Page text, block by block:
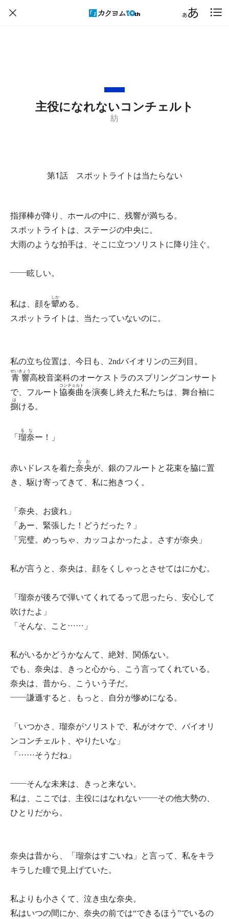
主役になれないコンチェルト
紡
第1話 スポットライトは当たらない
指揮棒が降り、ホールの中に、残響が満ちる。
スポットライトは、ステージの中央に。
大雨のような拍手は、そこに立つソリストに降り注ぐ。
――眩しい。
私は、顔を顰
しか
める。
スポットライトは、当たっていないのに。
私の立ち位置は、今日も、2ndバイオリンの三列目。
青響
せいきょう
高校音楽科のオーケストラのスプリングコンサート
で、フルート 協奏曲
コンチェルト
を演奏し終えた私たちは、舞台袖に
捌
は
ける。
「 瑠奈
るな
ー！」
赤いドレスを着た奈央
なお
が、銀のフルートと花束を脇に置
き、駆け寄ってきて、私に抱きつく。
「奈央、お疲れ」
「あー、緊張した！どうだった？」
「完璧。めっちゃ、カッコよかったよ。さすが奈央」
私が言うと、奈央は、顔をくしゃっとさせてはにかむ。
「瑠奈が後ろで弾いてくれてるって思ったら、安心して
吹けたよ」
「そんな、こと……」
私がいるかどうかなんて、絶対、関係ない。
でも、奈央は、きっと心から、こう言ってくれている。
奈央は、昔から、こういう子だ。
――謙遜すると、もっと、自分が惨めになる。
「いつかさ、瑠奈がソリストで、私がオケで、バイオリ
ンコンチェルト、やりたいな」
「……そうだね」
――そんな未来は、きっと来ない。
私は、ここでは、主役にはなれない――その他大勢の、
ひとりだから。
奈央は昔から、「瑠奈はすごいね」と言って、私をキラ
キラした瞳で見上げていた。
私よりも小さくて、泣き虫な奈央。
私はいつの間にか、奈央の前では“できるほう”でいるの